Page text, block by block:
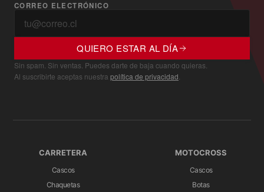
CORREO ELECTRÓNICO
QUIERO ESTAR AL DÍA
Sin spam. Sin ventas. Puedes darte de baja cuando quieras.
Al suscribirte aceptas nuestra política de privacidad
CARRETERA
Cascos
Chaquetas
MOTOCROSS
Cascos
Botas